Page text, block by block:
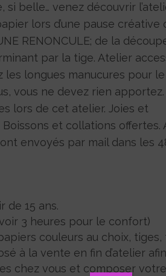
si belle… venez découvrir
lors d’une pause créative
RENONCULE; de la
par la tige. Atelier
les longues manucures pour le
vous ne devez rien
lors de cet atelier. Joies et
et collations offertes.
envoyés par mail dans les
de 15 ans.
3 heures pour le confort)
couleurs au choix,
à la vente en fin d’atelier
chez vous et composer